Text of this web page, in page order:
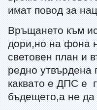
имат повод за
Връщането към
дори,но на фона
световен план и
редно утвърдена
каквато е ДПС е
бъдещето,а не